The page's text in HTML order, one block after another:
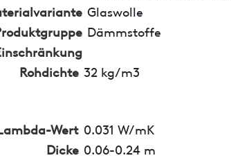
Glaswolle
Dämmstoffe
Rohdichte 32 kg/m3
Wert 0.031 W/mK
Dicke 0.06-0.24 m